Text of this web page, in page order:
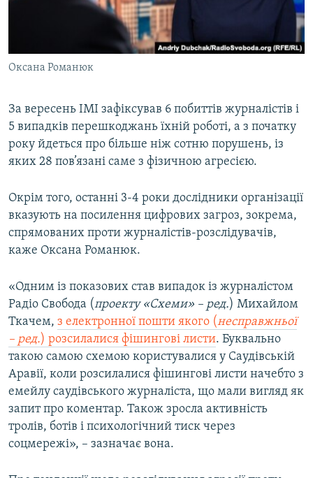
Оксана Романюк
За вересень ІМІ зафіксував 6 побиттів журналістів і
5 випадків перешкоджань їхній роботі, а з початку
року йдеться про більше ніж сотню порушень, із
яких 28 пов’язані саме з фізичною агресією.
Окрім того, останні 3-4 роки дослідники організації
вказують на посилення цифрових загроз, зокрема,
спрямованих проти журналістів-розслідувачів,
каже Оксана Романюк.
«Одним із показових став випадок із журналістом
Радіо Свобода (проекту «Схеми» – ред.) Михайлом
Ткачем, з електронної пошти якого (несправжньої
– ред.) розсилалися фішингові листи. Буквально
такою самою схемою користувалися у Саудівській
Аравії, коли розсилалися фішингові листи начебто з
емейлу саудівського журналіста, що мали вигляд як
запит про коментар. Також зросла активність
тролів, ботів і психологічний тиск через
соцмережі», – зазначає вона.